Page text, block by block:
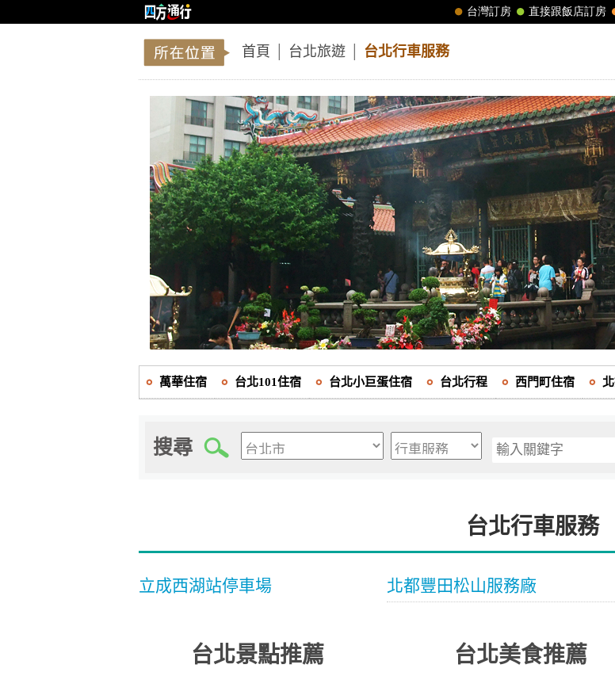
首頁 台北旅遊│ 台北行車服務
萬華住宿 台北101住宿 台北小巨蛋住宿 台北行程 西門町住宿
搜尋
台北行車服務
立成西湖站停車場 北都豐田松山服務廠
台北景點推薦 台北美食推薦